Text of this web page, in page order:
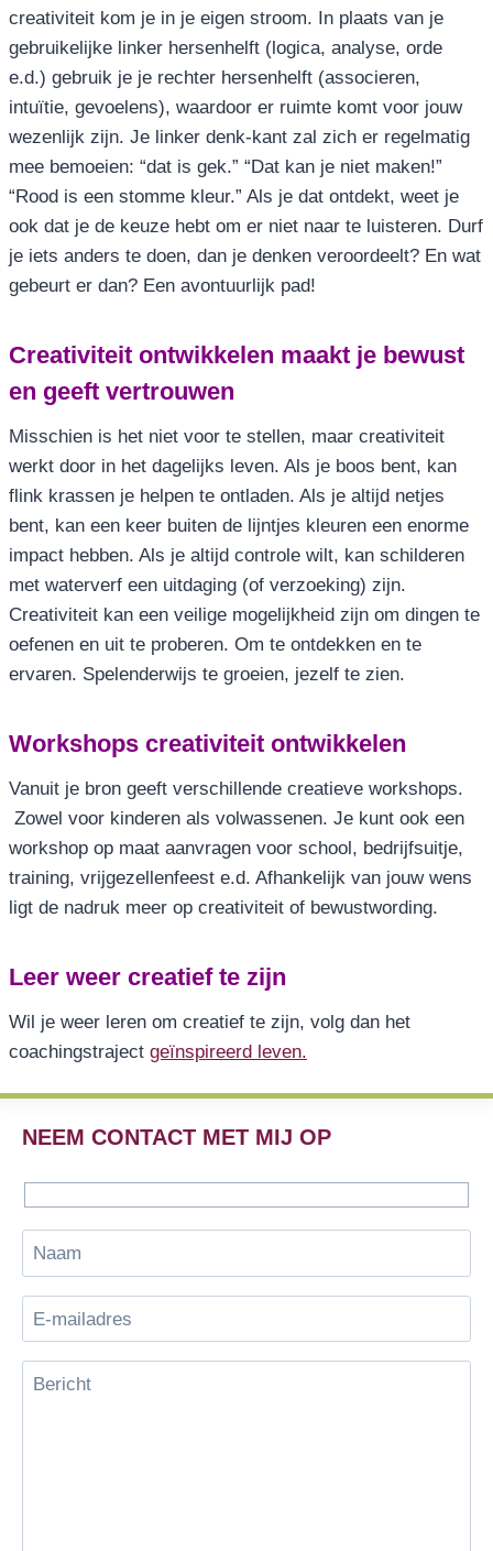
creativiteit kom je in je eigen stroom. In plaats van je
gebruikelijke linker hersenhelft (logica, analyse, orde
e.d.) gebruik je je rechter hersenhelft (associeren,
intuïtie, gevoelens), waardoor er ruimte komt voor jouw
wezenlijk zijn. Je linker denk-kant zal zich er regelmatig
mee bemoeien: “dat is gek.” “Dat kan je niet maken!”
“Rood is een stomme kleur.” Als je dat ontdekt, weet je
ook dat je de keuze hebt om er niet naar te luisteren. Durf
je iets anders te doen, dan je denken veroordeelt? En wat
gebeurt er dan? Een avontuurlijk pad!
Creativiteit ontwikkelen maakt je bewust
en geeft vertrouwen
Misschien is het niet voor te stellen, maar creativiteit
werkt door in het dagelijks leven. Als je boos bent, kan
flink krassen je helpen te ontladen. Als je altijd netjes
bent, kan een keer buiten de lijntjes kleuren een enorme
impact hebben. Als je altijd controle wilt, kan schilderen
met waterverf een uitdaging (of verzoeking) zijn.
Creativiteit kan een veilige mogelijkheid zijn om dingen te
oefenen en uit te proberen. Om te ontdekken en te
ervaren. Spelenderwijs te groeien, jezelf te zien.
Workshops creativiteit ontwikkelen
Vanuit je bron geeft verschillende creatieve workshops.
Zowel voor kinderen als volwassenen. Je kunt ook een
workshop op maat aanvragen voor school, bedrijfsuitje,
training, vrijgezellenfeest e.d. Afhankelijk van jouw wens
ligt de nadruk meer op creativiteit of bewustwording.
Leer weer creatief te zijn
Wil je weer leren om creatief te zijn, volg dan het
coachingstraject geïnspireerd leven.
NEEM CONTACT MET MIJ OP